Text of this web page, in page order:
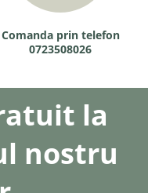
Comanda prin telefon
0723508026
la
nostru